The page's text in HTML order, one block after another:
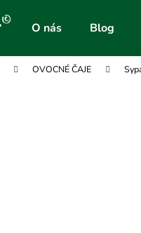
O nás Blog
OVOCNÉ ČAJE